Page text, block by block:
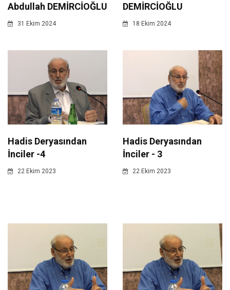
Abdullah DEMİRCİOĞLU
31 Ekim 2024
DEMİRCİOĞLU
18 Ekim 2024
Hadis Deryasından
İnciler -4
22 Ekim 2023
Hadis Deryasından
İnciler - 3
22 Ekim 2023